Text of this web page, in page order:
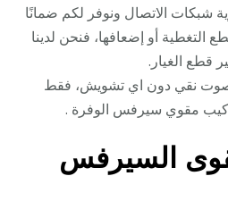
شبكات الاتصال ونوفر لكم ضمانًا
التغطية أو إضعافها، فنحن لدينا
قطع الغيار.
نقي دون اي تشويش، فقط
مقوي سيرفس الوفرة .
السيرفس